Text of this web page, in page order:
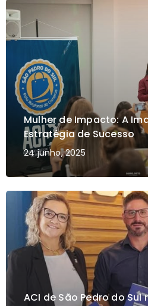
Mulher de Impacto: A
Estratégia de Sucesso
24 junho, 2025
ACI de São Pedro do